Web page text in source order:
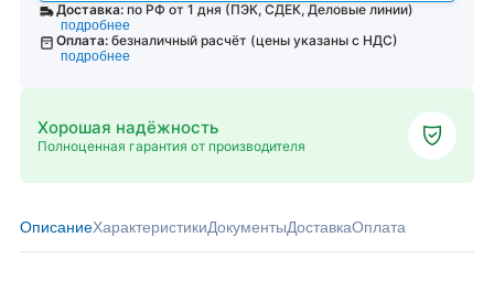
Доставка: по РФ от 1 дня (ПЭК, СДЕК, Деловые линии)
подробнее
Оплата: безналичный расчёт (цены указаны с НДС)
подробнее
Хорошая надёжность
Полноценная гарантия от производителя
ОписаниеХарактеристикиДокументыДоставкаОплата